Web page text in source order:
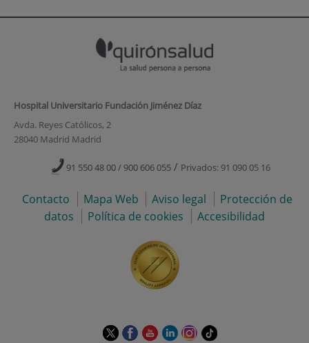
Hospital Universitario Fundación Jiménez Díaz
Avda. Reyes Católicos, 2
28040 Madrid Madrid
91 550 48 00 / 900 606 055 / Privados: 91 090 05 16
Contacto Mapa Web Aviso legal
Protección de
datos
Política de cookies Accesibilidad
EsteEsteEsteEsteEsteEnlace